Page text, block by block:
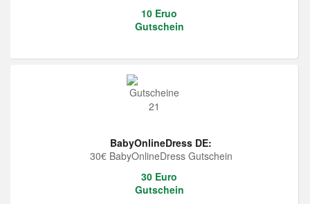
10 Eruo
Gutschein
BabyOnlineDress DE:
30€ BabyOnlineDress Gutschein
30 Euro
Gutschein